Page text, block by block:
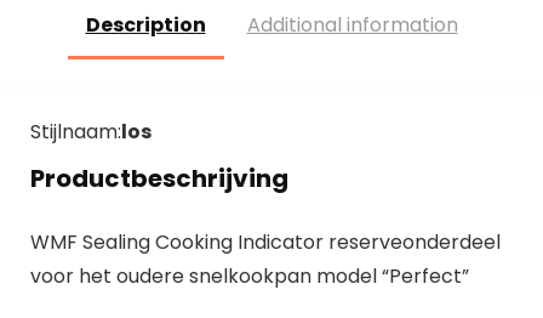
Description Additional information
Stijlnaam:los
Productbeschrijving
WMF Sealing Cooking Indicator reserveonderdeel
voor het oudere snelkookpan model “Perfect”